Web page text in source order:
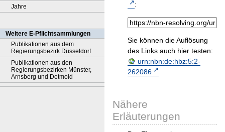
Jahre
Weitere E-Pflichtsammlungen
Publikationen aus dem
Regierungsbezirk Düsseldorf
Publikationen aus den
Regierungsbezirken Münster,
Arnsberg und Detmold
:
Sie können die Auflösung
des Links auch hier testen:
urn:nbn:de:hbz:5:2-
262086
Nähere
Erläuterungen